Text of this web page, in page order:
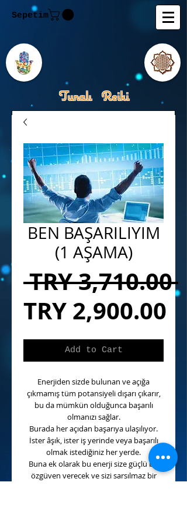
Sepetim
Tunalı Reiki
Kişisel Gelişimde Rehberiniz
Tanju M.Tunalı Özlem
Tunalı
BEN BAŞARILIYIM
(1 AŞAMA)
TRY 3,710.00
TRY 2,900.00
Add to Cart
Enerjiden sizde bulunan ve açığa
çıkmamış tüm potansiyeli dışarı çıkarır,
bu da mümkün olduğunca başarılı
olmanızı sağlar.
Burada her açıdan başarıya ulaşılıyor.
İster âşık, ister iş yerinde veya başarılı
olmak istediğiniz her yerde.
Buna ek olarak bu enerji size güçlü bir
özgüven verecek ve sizi sarsılmaz bir